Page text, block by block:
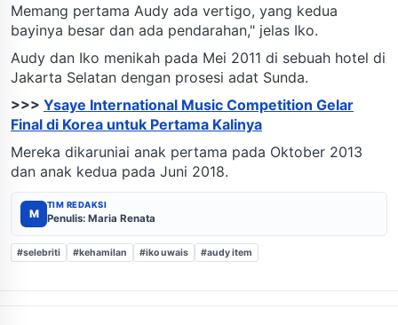
Memang pertama Audy ada vertigo, yang kedua
bayinya besar dan ada pendarahan," jelas Iko.
Audy dan Iko menikah pada Mei 2011 di sebuah hotel di
Jakarta Selatan dengan prosesi adat Sunda.
>>> Ysaye International Music Competition Gelar
Final di Korea untuk Pertama Kalinya
Mereka dikaruniai anak pertama pada Oktober 2013
dan anak kedua pada Juni 2018.
M
TIM REDAKSI
Penulis: Maria Renata
#selebriti #kehamilan #iko uwais #audy item